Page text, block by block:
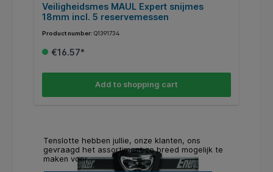
Veiligheidsmes MAUL Expert snijmes
18mm incl. 5 reservemessen
Product number: Q1391734
€16.57*
Add to shopping cart
Tenslotte hebben jullie, onze klanten, ons
gevraagd het assortiment zo breed mogelijk te
maken voor...